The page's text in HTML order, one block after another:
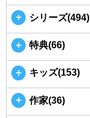
＋ シリーズ(494)
＋ 特典(66)
＋ キッズ(153)
＋ 作家(36)